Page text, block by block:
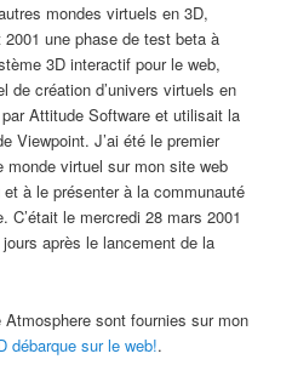
mondes virtuels en 3D,
une phase de test beta à
3D interactif pour le web,
de création d’univers virtuels en
Attitude Software et utilisait la
Viewpoint. J’ai été le premier
monde virtuel sur mon site web
à le présenter à la communauté
C’était le mercredi 28 mars 2001
après le lancement de la
Atmosphere sont fournies sur mon
débarque sur le web!.